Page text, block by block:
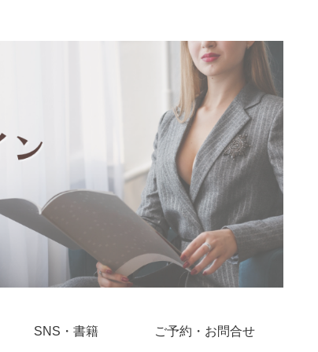
SNS・書籍 ご予約・お問合せ